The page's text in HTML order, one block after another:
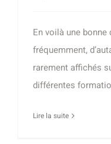
En voilà une
fréquemment,
rarement affichés
différentes
Lire la suite